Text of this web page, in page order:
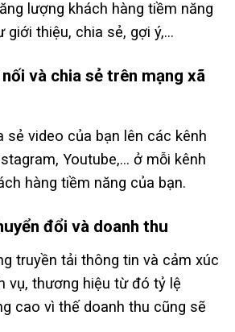
lượng khách hàng tiềm năng
giới thiệu, chia sẻ, gợi ý,…
và chia sẻ trên mạng xã
sẻ video của bạn lên các kênh
Youtube,… ở mỗi kênh
hàng tiềm năng của bạn.
đổi và doanh thu
truyền tải thông tin và cảm xúc
vụ, thương hiệu từ đó tỷ lệ
cao vì thế doanh thu cũng sẽ